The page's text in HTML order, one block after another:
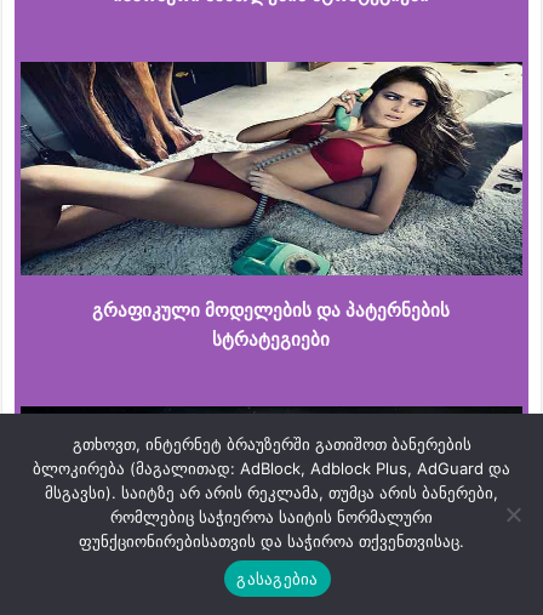
გრაფიკული მოდელების და პატერნების
სტრატეგიები
გთხოვთ, ინტერნეტ ბრაუზერში გათიშოთ ბანერების
ბლოკირება (მაგალითად: AdBlock, Adblock Plus, AdGuard და
მსგავსი). საიტზე არ არის რეკლამა, თუმცა არის ბანერები,
რომლებიც საჭიეროა საიტის ნორმალური
ფუნქციონირებისათვის და საჭიროა თქვენთვისაც.
გასაგებია